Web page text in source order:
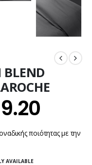
ποιότητας με την
AVAILABLE